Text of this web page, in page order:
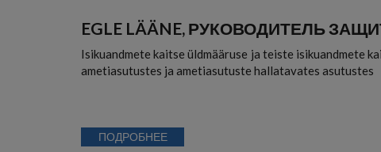
EGLE LÄÄNE, РУКОВОДИТЕЛЬ
Isikuandmete kaitse üldmääruse ja teiste isikuandmete
ametiasutustes ja ametiasutuste hallatavates asutustes
ПОДРОБНЕЕ